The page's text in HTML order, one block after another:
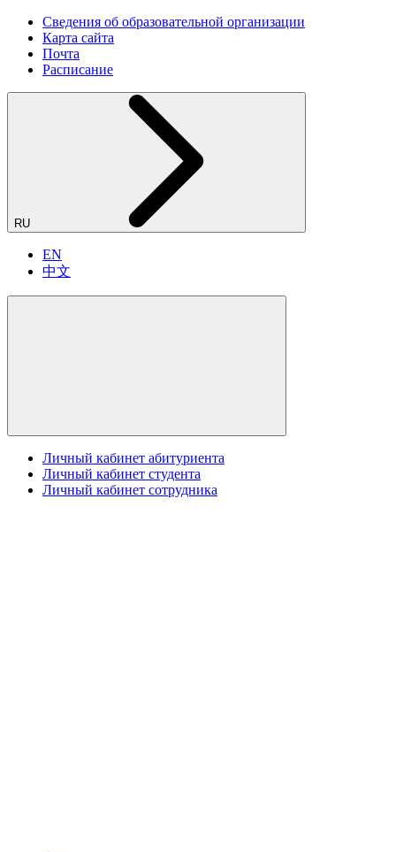
Сведения об образовательной организации
Карта сайта
Почта
Расписание
RU
EN
中文
Личный кабинет абитуриента
Личный кабинет студента
Личный кабинет сотрудника